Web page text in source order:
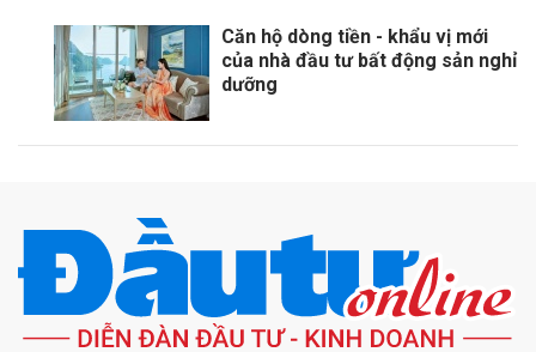
Căn hộ dòng tiền - khẩu vị mới
của nhà đầu tư bất động sản nghỉ
dưỡng